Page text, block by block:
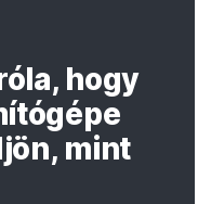
hogy
mint